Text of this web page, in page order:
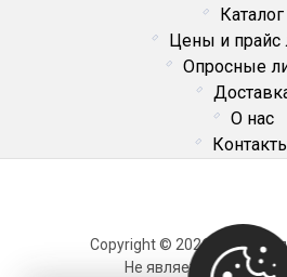
Каталог
Цены и прайс
Опросные
О нас
Copyright © 2026 ОДО
Не является